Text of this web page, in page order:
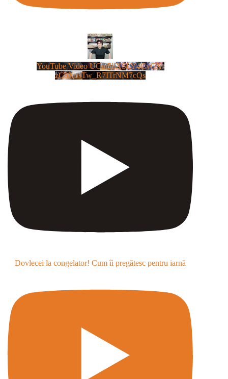
YouTube Video UCm5llXSLY4CyCX-
zC8XosTw_R7ITrNM7cQs
Dovlecei la congelator! Cum îi pregătesc pentru iarnă